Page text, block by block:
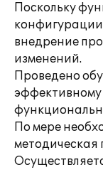
Поскольку
конфигурации
внедрение
изменений.
Проведено
По мере
методическая